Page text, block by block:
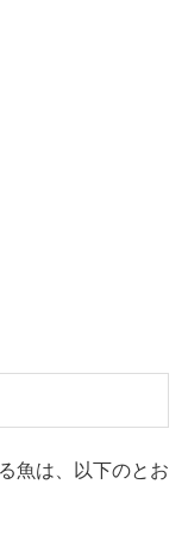
魚は、以下のとお